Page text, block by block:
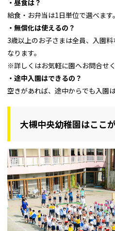
・昼食は？
給食・お弁当は1日単位で選べます。
・無償化は使えるの？
3歳以上のお子さまは全員、入園
なります。
※詳しくはお気軽に園へお問合せく
・途中入園はできるの？
空きがあれば、途中からでも入園は
大槻中央幼稚園はここ